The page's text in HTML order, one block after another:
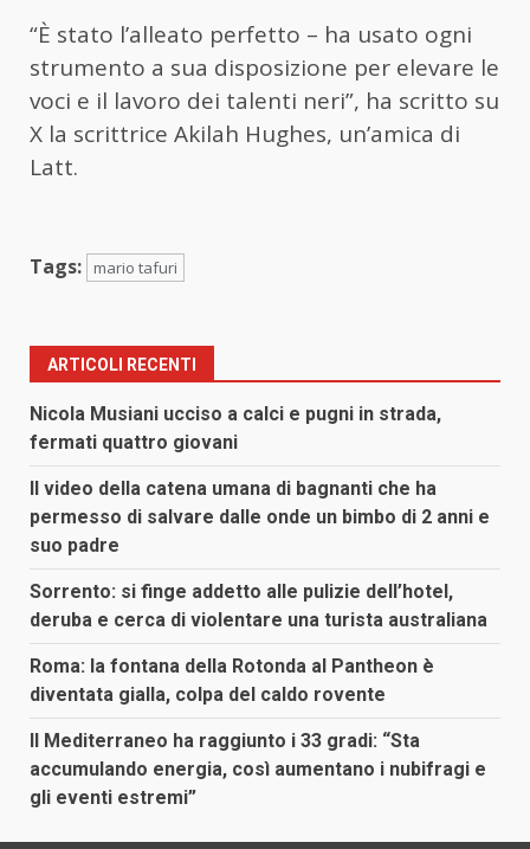
“È stato l’alleato perfetto – ha usato ogni
strumento a sua disposizione per elevare le
voci e il lavoro dei talenti neri”, ha scritto su
X la scrittrice Akilah Hughes, un’amica di
Latt.
Tags: mario tafuri
ARTICOLI RECENTI
Nicola Musiani ucciso a calci e pugni in strada,
fermati quattro giovani
Il video della catena umana di bagnanti che ha
permesso di salvare dalle onde un bimbo di 2 anni e
suo padre
Sorrento: si finge addetto alle pulizie dell’hotel,
deruba e cerca di violentare una turista australiana
Roma: la fontana della Rotonda al Pantheon è
diventata gialla, colpa del caldo rovente
Il Mediterraneo ha raggiunto i 33 gradi: “Sta
accumulando energia, così aumentano i nubifragi e
gli eventi estremi”